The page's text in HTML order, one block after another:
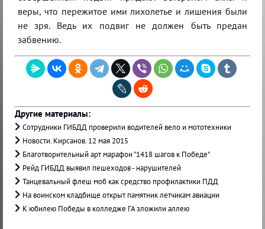
веры, что пережитое ими лихолетье и лишения были
не зря. Ведь их подвиг не должен быть предан
забвению.
Другие материалы:
Сотрудники ГИБДД проверили водителей вело и мототехники
Новости. Кирсанов. 12 мая 2015
Благотворительный арт марафон "1418 шагов к Победе"
Рейд ГИБДД выявил пешеходов - нарушителей
Танцевальный флеш моб как средство профилактики ПДД
На воинском кладбище открыт памятник летчикам авиации
К юбилею Победы в колледже ГА зложили аллею